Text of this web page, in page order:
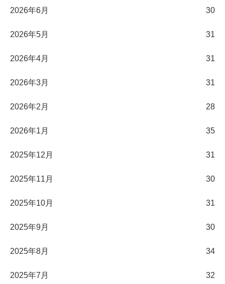
2026年6月 30
2026年5月 31
2026年4月 31
2026年3月 31
2026年2月 28
2026年1月 35
2025年12月 31
2025年11月 30
2025年10月 31
2025年9月 30
2025年8月 34
2025年7月 32